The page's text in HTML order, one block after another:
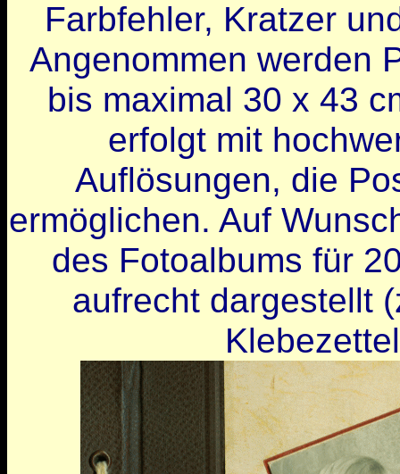
Farbfehler, Kratzer
Angenommen werden
bis maximal 30 x 43
erfolgt mit
Auflösungen, die
ermöglichen. Auf
des Fotoalbums für
aufrecht dargestellt